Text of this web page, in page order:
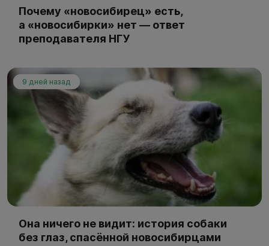
Почему «новосибирец» есть,
а «новосибирки» нет — ответ
преподавателя НГУ
9 дней назад
Она ничего не видит: история собаки
без глаз, спасённой новосибирцами